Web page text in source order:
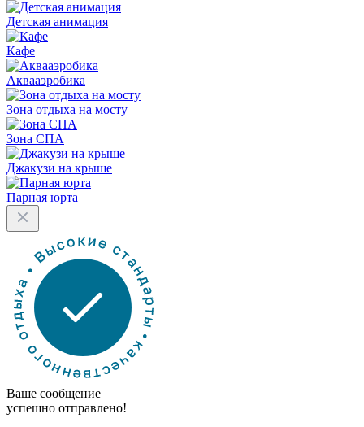
Детская анимация
Кафе
Аквааэробика
Зона отдыха на мосту
Зона СПА
Джакузи на крыше
Парная юрта
Ваше сообщение
успешно отправлено!